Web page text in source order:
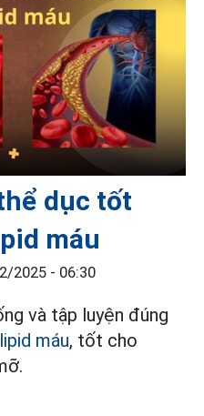
dục tốt
máu
2025 - 06:30
và tập luyện đúng
lipid máu, tốt cho